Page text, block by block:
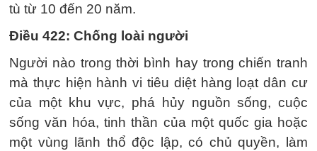
tù từ 10 đến 20 năm.
Điều 422: Chống loài người
Người nào trong thời bình hay trong chiến tranh
mà thực hiện hành vi tiêu diệt hàng loạt dân cư
của một khu vực, phá hủy nguồn sống, cuộc
sống văn hóa, tinh thần của một quốc gia hoặc
một vùng lãnh thổ độc lập, có chủ quyền, làm